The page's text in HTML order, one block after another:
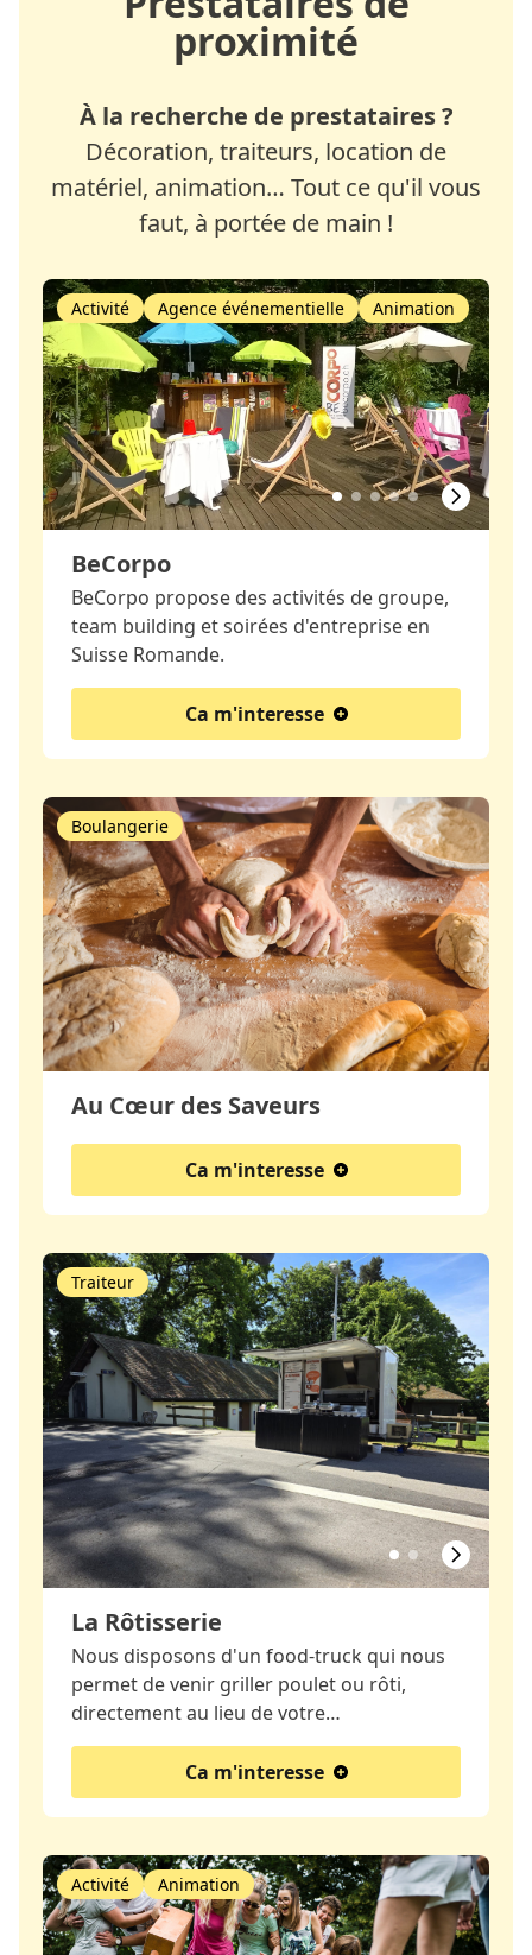
proximité
À la recherche de prestataires ?
Décoration, traiteurs, location de
matériel, animation… Tout ce qu'il vous
faut, à portée de main !
BeCorpo
Activité Agence événementielle Animation
BeCorpo propose des activités de groupe,
team building et soirées d'entreprise en
Suisse Romande.
Ca m'interesse
Au Cœur des Saveurs
Boulangerie
Ca m'interesse
La Rôtisserie
Traiteur
Nous disposons d'un food-truck qui nous
permet de venir griller poulet ou rôti,
directement au lieu de votre…
Ca m'interesse
Activité Animation